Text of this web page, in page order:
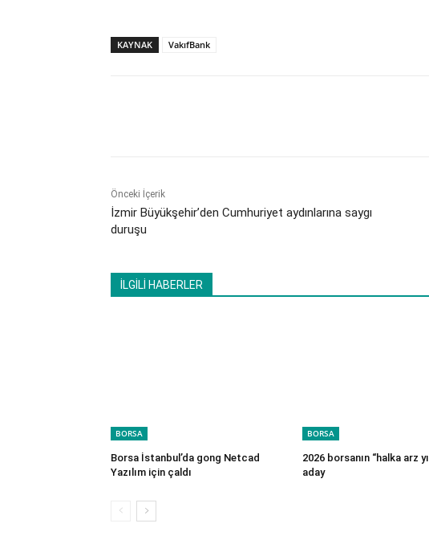
KAYNAK VakıfBank
Önceki İçerik
İzmir Büyükşehir’den Cumhuriyet aydınlarına saygı
duruşu
İLGİLİ HABERLER
BORSA
Borsa İstanbul’da gong Netcad
Yazılım için çaldı
BORSA
2026 borsanın “halka arz
aday